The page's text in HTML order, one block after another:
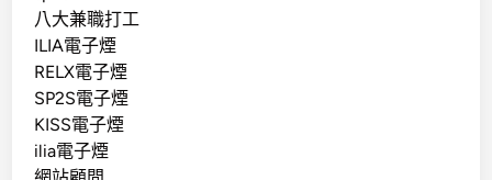
八大兼職打工
ILIA電子煙
RELX電子煙
SP2S電子煙
KISS電子煙
ilia電子煙